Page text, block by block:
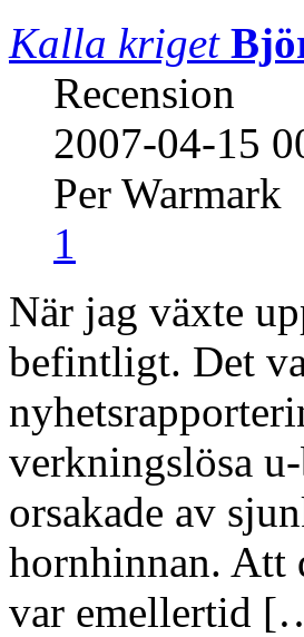
Kalla kriget
Recension
2007-04-15
Per Warmark
1
När jag växte
befintligt. Det
verkningslösa
orsakade av
hornhinnan. Att
var emellertid